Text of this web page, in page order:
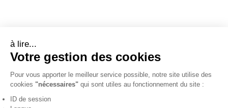
à lire...
Votre gestion des cookies
Pour vous apporter le meilleur service possible, notre site utilise des
cookies "nécessaires" qui sont utiles au fonctionnement du site :
ID de session